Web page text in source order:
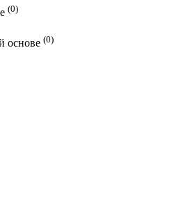
(0)
основе (0)